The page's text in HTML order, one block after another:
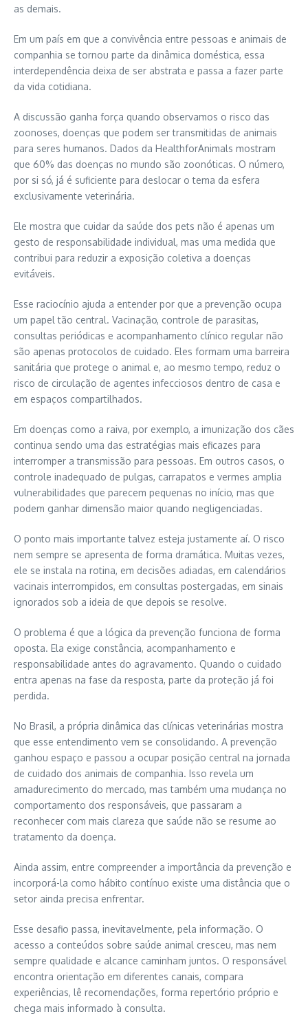
as demais.
Em um país em que a convivência entre pessoas e animais de
companhia se tornou parte da dinâmica doméstica, essa
interdependência deixa de ser abstrata e passa a fazer parte
da vida cotidiana.
A discussão ganha força quando observamos o risco das
zoonoses, doenças que podem ser transmitidas de animais
para seres humanos. Dados da HealthforAnimals mostram
que 60% das doenças no mundo são zoonóticas. O número,
por si só, já é suficiente para deslocar o tema da esfera
exclusivamente veterinária.
Ele mostra que cuidar da saúde dos pets não é apenas um
gesto de responsabilidade individual, mas uma medida que
contribui para reduzir a exposição coletiva a doenças
evitáveis.
Esse raciocínio ajuda a entender por que a prevenção ocupa
um papel tão central. Vacinação, controle de parasitas,
consultas periódicas e acompanhamento clínico regular não
são apenas protocolos de cuidado. Eles formam uma barreira
sanitária que protege o animal e, ao mesmo tempo, reduz o
risco de circulação de agentes infecciosos dentro de casa e
em espaços compartilhados.
Em doenças como a raiva, por exemplo, a imunização dos cães
continua sendo uma das estratégias mais eficazes para
interromper a transmissão para pessoas. Em outros casos, o
controle inadequado de pulgas, carrapatos e vermes amplia
vulnerabilidades que parecem pequenas no início, mas que
podem ganhar dimensão maior quando negligenciadas.
O ponto mais importante talvez esteja justamente aí. O risco
nem sempre se apresenta de forma dramática. Muitas vezes,
ele se instala na rotina, em decisões adiadas, em calendários
vacinais interrompidos, em consultas postergadas, em sinais
ignorados sob a ideia de que depois se resolve.
O problema é que a lógica da prevenção funciona de forma
oposta. Ela exige constância, acompanhamento e
responsabilidade antes do agravamento. Quando o cuidado
entra apenas na fase da resposta, parte da proteção já foi
perdida.
No Brasil, a própria dinâmica das clínicas veterinárias mostra
que esse entendimento vem se consolidando. A prevenção
ganhou espaço e passou a ocupar posição central na jornada
de cuidado dos animais de companhia. Isso revela um
amadurecimento do mercado, mas também uma mudança no
comportamento dos responsáveis, que passaram a
reconhecer com mais clareza que saúde não se resume ao
tratamento da doença.
Ainda assim, entre compreender a importância da prevenção e
incorporá-la como hábito contínuo existe uma distância que o
setor ainda precisa enfrentar.
Esse desafio passa, inevitavelmente, pela informação. O
acesso a conteúdos sobre saúde animal cresceu, mas nem
sempre qualidade e alcance caminham juntos. O responsável
encontra orientação em diferentes canais, compara
experiências, lê recomendações, forma repertório próprio e
chega mais informado à consulta.